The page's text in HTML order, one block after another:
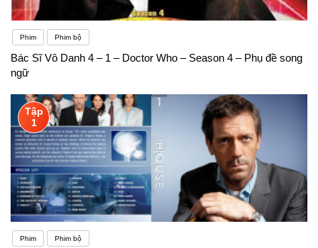
Phim Phim bộ
Bác Sĩ Vô Danh 4 – 1 – Doctor Who – Season 4 – Phụ đề song
ngữ
Tập
1
Phim Phim bộ